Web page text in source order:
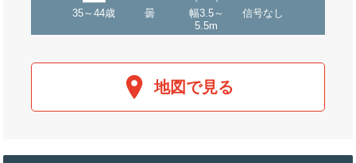
35～44歳 曇
幅3.5～
5.5m
信号なし
地図で見る